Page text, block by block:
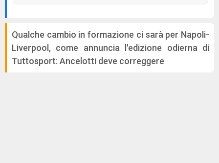
Qualche cambio in formazione ci sarà per Napoli-
Liverpool, come annuncia l'edizione odierna di
Tuttosport: Ancelotti deve correggere